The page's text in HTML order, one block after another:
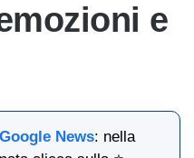
e
Google News: nella